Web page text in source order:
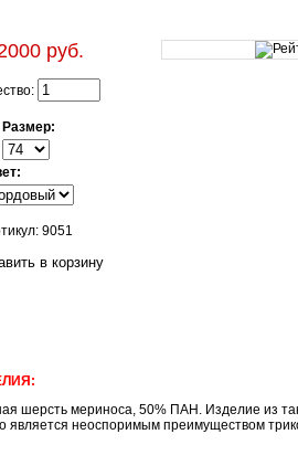
руб.
Размер:
9051
шерсть мериноса, 50% ПАН. Изделие из
является неоспоримым преимуществом